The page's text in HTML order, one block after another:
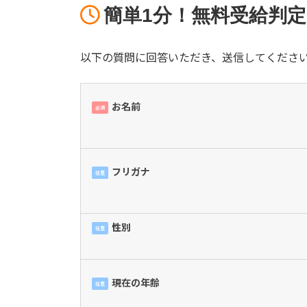
簡単1分！無料受給判定
以下の質問に回答いただき、送信してください
必須 お名前
任意 フリガナ
任意 性別
任意 現在の年齢